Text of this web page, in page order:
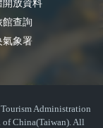
開放資料
館查詢
氣象署
Administration
China(Taiwan). All